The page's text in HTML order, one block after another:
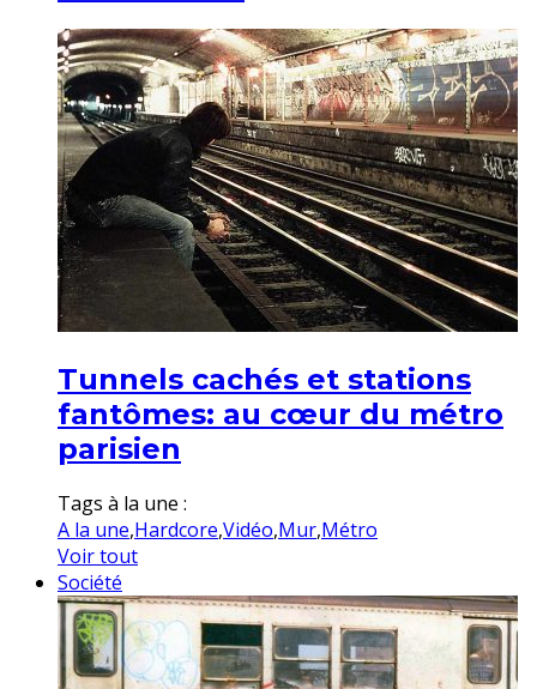
Tunnels cachés et stations
fantômes: au cœur du métro
parisien
Tags à la une :
A la une,Hardcore,Vidéo,Mur,Métro
Voir tout
Société